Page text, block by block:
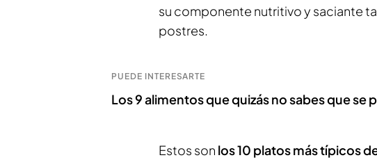
su componente nutritivo y saciante
postres.
PUEDE INTERESARTE
Los 9 alimentos que quizás no sabes que se
Estos son los 10 platos más típicos